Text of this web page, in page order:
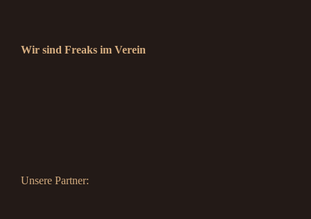
Wir sind Freaks im Verein
Unsere Partner: